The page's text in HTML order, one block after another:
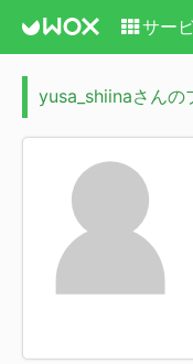
サー
yusa_shiinaさんの